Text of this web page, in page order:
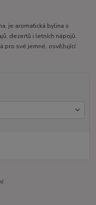
je aromatická bylina s
dezertů i letních nápojů.
pro své jemné, osvěžující